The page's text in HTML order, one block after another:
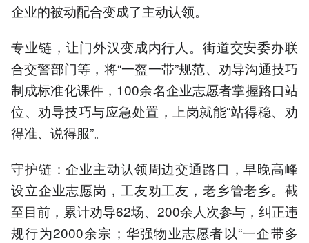
企业的被动配合变成了主动认领。
专业链，让门外汉变成内行人。街道交安委办联
合交警部门等，将“一盔一带”规范、劝导沟通技巧
制成标准化课件，100余名企业志愿者掌握路口站
位、劝导技巧与应急处置，上岗就能“站得稳、劝
得准、说得服”。
守护链：企业主动认领周边交通路口，早晚高峰
设立企业志愿岗，工友劝工友，老乡管老乡。截
至目前，累计劝导62场、200余人次参与，纠正违
规行为2000余宗；华强物业志愿者以“一企带多